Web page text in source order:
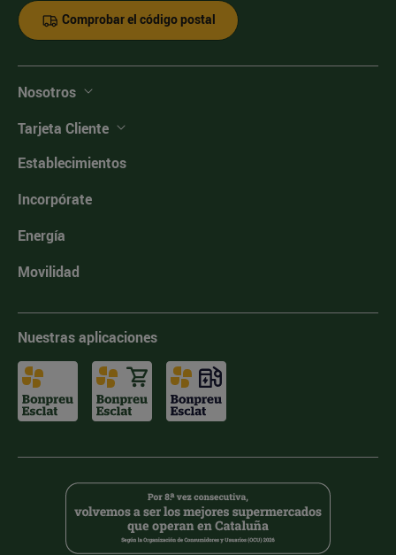
Comprobar el código postal
Nosotros
Tarjeta Cliente
Establecimientos
Incorpórate
Energía
Movilidad
Nuestras aplicaciones